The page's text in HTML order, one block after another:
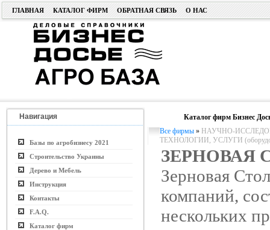
ГЛАВНАЯ КАТАЛОГ ФИРМ ОБРАТНАЯ СВЯЗЬ О НАС
Навигация
Базы по агробизнесу 2021
Строительство Украины
Дерево и Мебель
Инструкция
Контакты
F.A.Q.
Каталог фирм
Каталог фирм Бизнес
Все фирмы » НАУЧНО-
ТЕХНОЛОГИИ, УСЛУГИ
ЗЕРНОВАЯ
Зерновая
компаний,
нескольких